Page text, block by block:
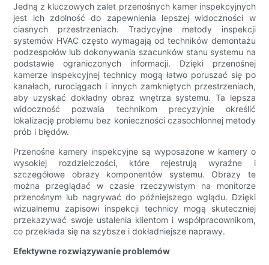
Jedną z kluczowych zalet przenośnych kamer inspekcyjnych
jest ich zdolność do zapewnienia lepszej widoczności w
ciasnych przestrzeniach. Tradycyjne metody inspekcji
systemów HVAC często wymagają od techników demontażu
podzespołów lub dokonywania szacunków stanu systemu na
podstawie ograniczonych informacji. Dzięki przenośnej
kamerze inspekcyjnej technicy mogą łatwo poruszać się po
kanałach, rurociągach i innych zamkniętych przestrzeniach,
aby uzyskać dokładny obraz wnętrza systemu. Ta lepsza
widoczność pozwala technikom precyzyjnie określić
lokalizację problemu bez konieczności czasochłonnej metody
prób i błędów.
Przenośne kamery inspekcyjne są wyposażone w kamery o
wysokiej rozdzielczości, które rejestrują wyraźne i
szczegółowe obrazy komponentów systemu. Obrazy te
można przeglądać w czasie rzeczywistym na monitorze
przenośnym lub nagrywać do późniejszego wglądu. Dzięki
wizualnemu zapisowi inspekcji technicy mogą skuteczniej
przekazywać swoje ustalenia klientom i współpracownikom,
co przekłada się na szybsze i dokładniejsze naprawy.
Efektywne rozwiązywanie problemów